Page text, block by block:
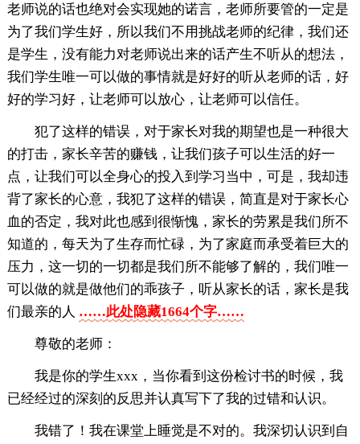
老师说的话也绝对会实现她的诺言，老师所要管的一定是
为了我们学生好，所以我们不用挑战老师的纪律，我们还
是学生，没有能力对老师说出来的话产生不听从的想法，
我们学生唯一可以做的事情就是好好的听从老师的话，好
好的学习好，让老师可以放心，让老师可以信任。
犯了这样的错误，对于家长对我的期望也是一种很大
的打击，家长辛苦的赚钱，让我们孩子可以生活的好一
点，让我们可以全身心的投入到学习当中，可是，我却违
背了家长的心意，我犯了这样的错误，简直是对于家长心
血的否定，我对此也感到很惭愧，家长的劳累是我们所不
知道的，每天为了生存而忙碌，为了家庭而承受着巨大的
压力，这一切的一切都是我们所不能够了解的，我们唯一
可以做的就是做他们的乖孩子，听从家长的话，家长是我
们最亲的人 ……此处隐藏1664个字……
尊敬的老师：
我是你的学生xxx，当你看到这份检讨书的时候，我
已经经过的深刻的反思并认真写下了我的过错和认识。
我错了！我在课堂上睡觉是不对的。我深切认识到自